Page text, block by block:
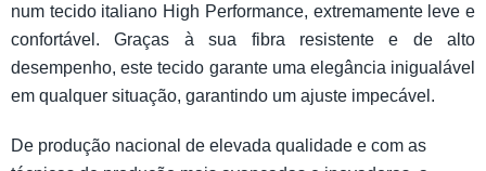
num tecido italiano High Performance, extremamente leve e
confortável. Graças à sua fibra resistente e de alto
desempenho, este tecido garante uma elegância inigualável
em qualquer situação, garantindo um ajuste impecável.
De produção nacional de elevada qualidade e com as